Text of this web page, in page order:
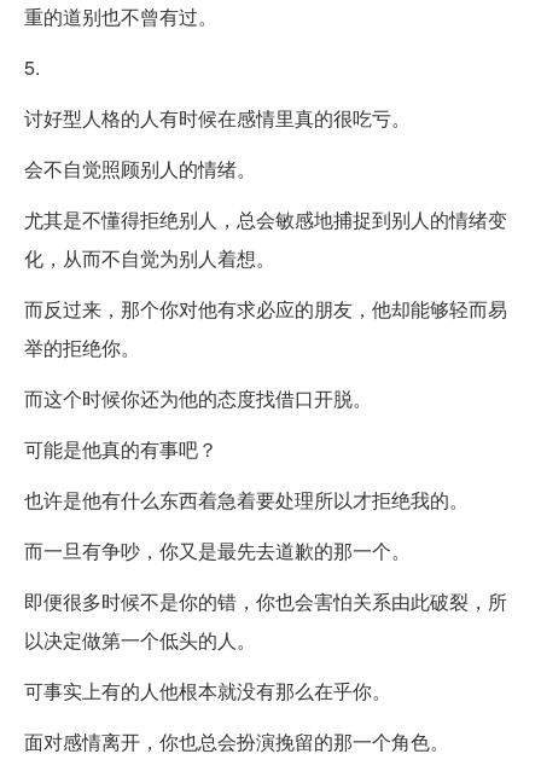
重的道别也不曾有过。
5.
讨好型人格的人有时候在感情里真的很吃亏。
会不自觉照顾别人的情绪。
尤其是不懂得拒绝别人，总会敏感地捕捉到别人的情绪变
化，从而不自觉为别人着想。
而反过来，那个你对他有求必应的朋友，他却能够轻而易
举的拒绝你。
而这个时候你还为他的态度找借口开脱。
可能是他真的有事吧？
也许是他有什么东西着急着要处理所以才拒绝我的。
而一旦有争吵，你又是最先去道歉的那一个。
即便很多时候不是你的错，你也会害怕关系由此破裂，所
以决定做第一个低头的人。
可事实上有的人他根本就没有那么在乎你。
面对感情离开，你也总会扮演挽留的那一个角色。